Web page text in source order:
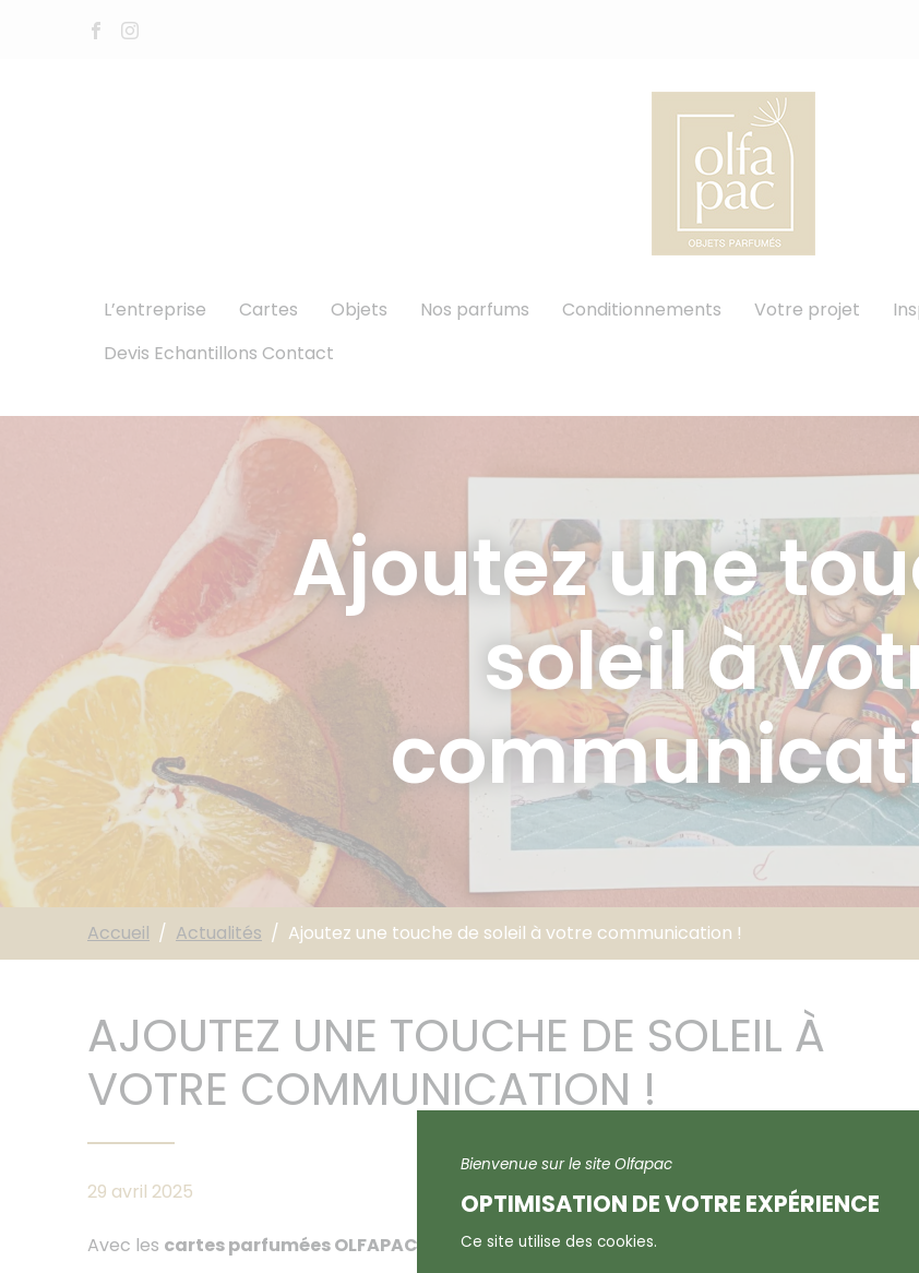
L’entreprise Cartes Objets Nos parfums Conditionnements Votre projet
Devis Echantillons Contact
Ajoutez une
soleil à
Accueil Actualités Ajoutez une touche de soleil à votre communication !
AJOUTEZ UNE TOUCHE DE SOLEIL À
VOTRE COMMUNICATION !
29 avril 2025
Avec les cartes parfumées OLFAPAC , faites rayonner vos messages bien au-delà du visuel.
Bienvenue sur le site Olfapac
OPTIMISATION DE VOTRE EXPÉRIENCE
Ce site utilise des cookies.